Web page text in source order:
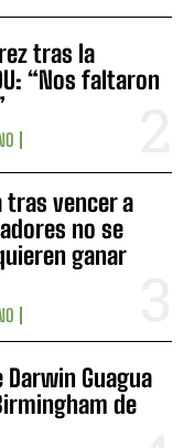
tras la
“Nos faltaron
tras vencer a
no se
ganar
Guagua
de